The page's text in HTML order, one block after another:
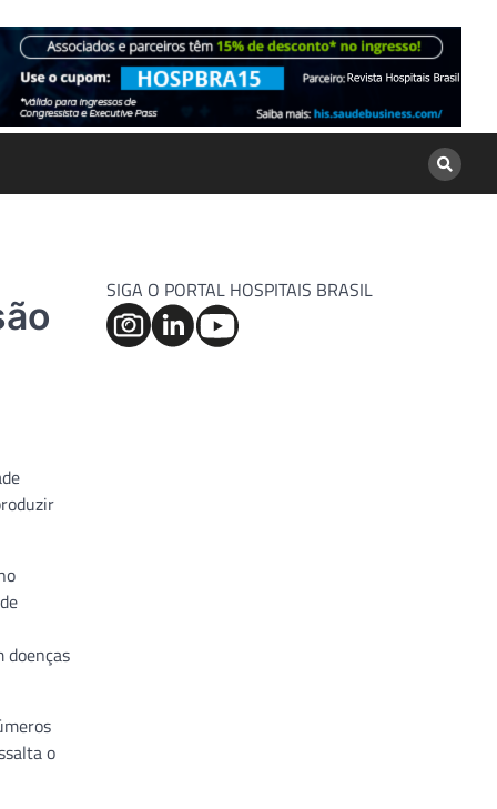
doenças
o
SIGA O PORTAL HOSPITAIS BRASIL